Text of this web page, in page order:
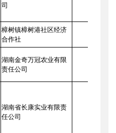
司
樟树镇樟树港社区经济
合作社
湖南金奇万冠农业有限
责任公司
湖南省长康实业有限责
任公司